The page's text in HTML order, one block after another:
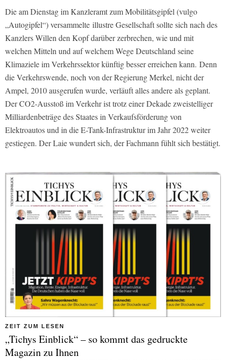
Die am Dienstag im Kanzleramt zum Mobilitätsgipfel (vulgo
„Autogipfel“) versammelte illustre Gesellschaft sollte sich nach des
Kanzlers Willen den Kopf darüber zerbrechen, wie und mit
welchen Mitteln und auf welchem Wege Deutschland seine
Klimaziele im Verkehrssektor künftig besser erreichen kann. Denn
die Verkehrswende, noch von der Regierung Merkel, nicht der
Ampel, 2010 ausgerufen wurde, verläuft alles andere als geplant.
Der CO2-Ausstoß im Verkehr ist trotz einer Dekade zweistelliger
Milliardenbeträge des Staates in Verkaufsförderung von
Elektroautos und in die E-Tank-Infrastruktur im Jahr 2022 weiter
gestiegen. Der Laie wundert sich, der Fachmann fühlt sich bestätigt.
ZEIT ZUM LESEN
„Tichys Einblick“ – so kommt das gedruckte
Magazin zu Ihnen